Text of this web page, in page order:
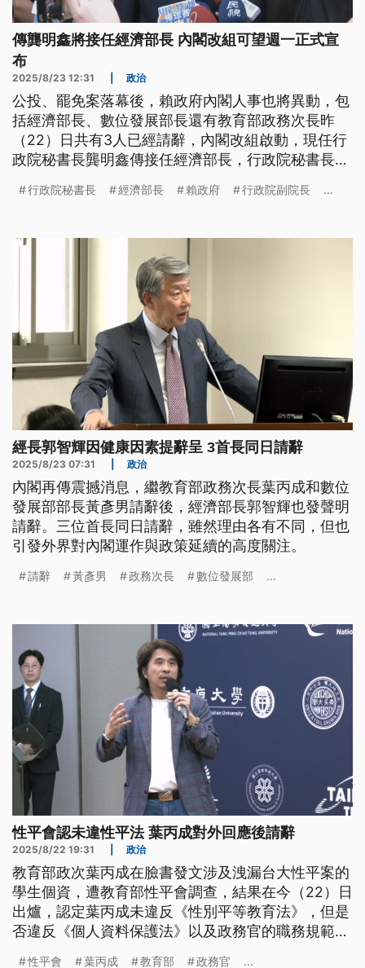
傳龔明鑫將接任經濟部長 內閣改組可望週一正式宣
布
2025/8/23 12:31 政治
公投、罷免案落幕後，賴政府內閣人事也將異動，包
括經濟部長、數位發展部長還有教育部政務次長昨
（22）日共有3人已經請辭，內閣改組啟動，現任行
政院秘書長龔明鑫傳接任經濟部長，行政院秘書長將
示，希望給國人更快更大的行政團隊改革，讓總統有
行政院秘書長 經濟部長 賴政府 行政院副院長 ...
經長郭智輝因健康因素提辭呈 3首長同日請辭
2025/8/23 07:31 政治
內閣再傳震撼消息，繼教育部政務次長葉丙成和數位
發展部部長黃彥男請辭後，經濟部長郭智輝也發聲明
請辭。三位首長同日請辭，雖然理由各有不同，但也
引發外界對內閣運作與政策延續的高度關注。
請辭 黃彥男 政務次長 數位發展部 ...
性平會認未違性平法 葉丙成對外回應後請辭
2025/8/22 19:31 政治
教育部政次葉丙成在臉書發文涉及洩漏台大性平案的
學生個資，遭教育部性平會調查，結果在今（22）日
出爐，認定葉丙成未違反《性別平等教育法》，但是
否違反《個人資料保護法》以及政務官的職務規範，
性平會 葉丙成 教育部 政務官 ...